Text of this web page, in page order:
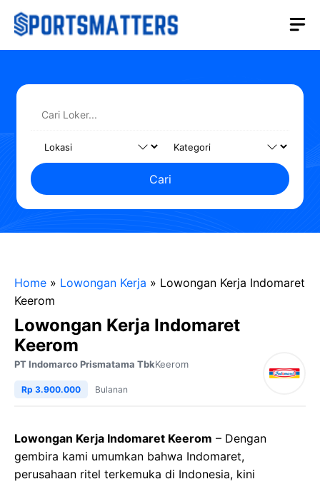
Langsung
Cari
Home » Lowongan Kerja » Lowongan Kerja Indomaret
Keerom
Lowongan Kerja Indomaret
Keerom
PT Indomarco Prismatama TbkKeerom
Rp 3.900.000 Bulanan
Lowongan Kerja Indomaret Keerom – Dengan
gembira kami umumkan bahwa Indomaret,
perusahaan ritel terkemuka di Indonesia, kini